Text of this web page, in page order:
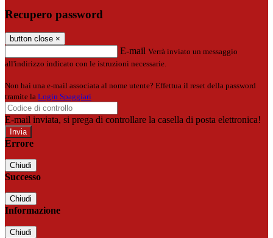
Recupero password
button close ×
E-mail Verrà inviato un messaggio
all'indirizzo indicato con le istruzioni necessarie.
Non hai una e-mail associata al nome utente? Effettua il reset della password
tramite la Login Spaggiari
E-mail inviata, si prega di controllare la casella di posta elettronica!
Errore
Chiudi
Successo
Chiudi
Informazione
Chiudi